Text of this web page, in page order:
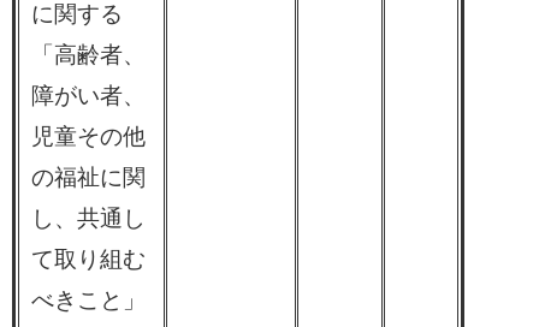
に関する
「高齢者、
障がい者、
児童その他
の福祉に関
し、共通し
て取り組む
べきこと」